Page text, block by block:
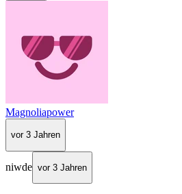
Magnoliapower
vor 3 Jahren
niwde vor 3 Jahren